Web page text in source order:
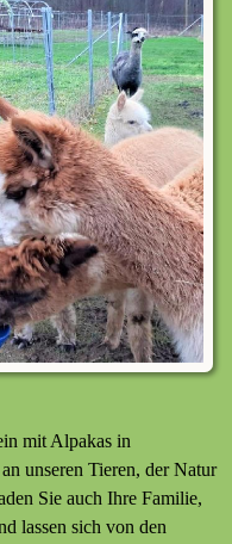
mit Alpakas in
unseren Tieren, der Natur
Sie auch Ihre Familie,
lassen sich von den